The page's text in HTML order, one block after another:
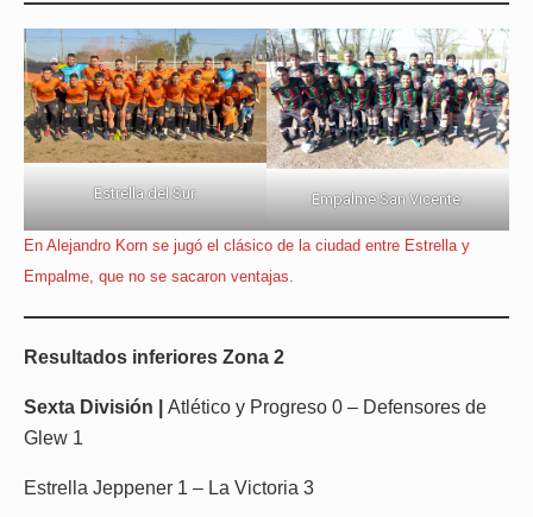
Estrella del Sur. Empalme San Vicente.
En Alejandro Korn se jugó el clásico de la ciudad entre Estrella y
Empalme, que no se sacaron ventajas.
Resultados inferiores Zona 2
Sexta División | Atlético y Progreso 0 – Defensores de
Glew 1
Estrella Jeppener 1 – La Victoria 3